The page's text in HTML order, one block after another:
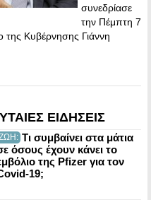
συνεδρίασε
την Πέμπτη 7
της Κυβέρνησης Γιάννη
ΕΙΔΗΣΕΙΣ
Τι συμβαίνει στα μάτια
όσους έχουν κάνει το
της Pfizer για τον
19;